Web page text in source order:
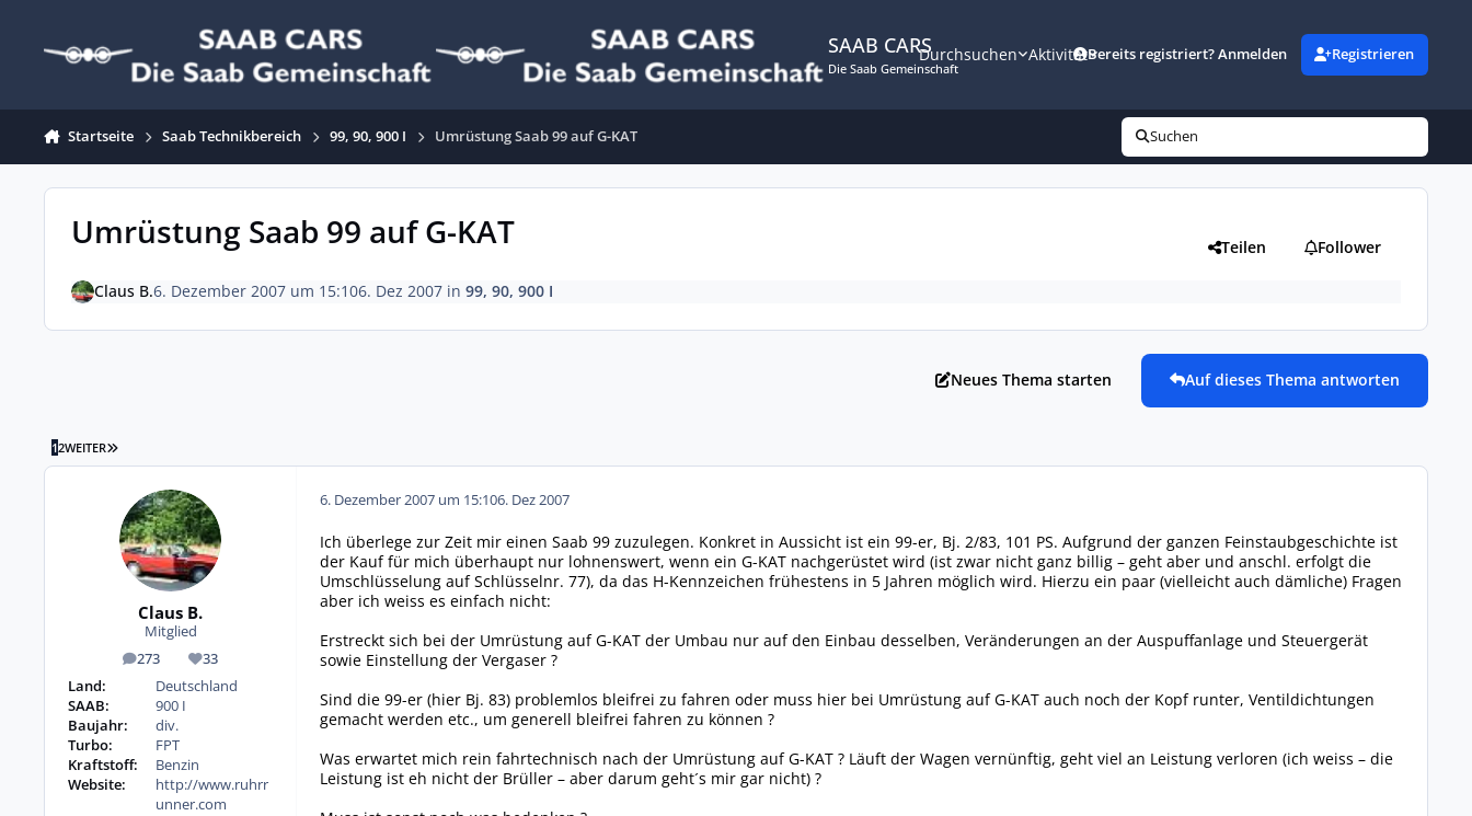
SAAB CARS
Die Saab Gemeinschaft
Durchsuchen AktivitätBereits registriert? Anmelden Registrieren
Startseite Saab Technikbereich 99, 90, 900 I Umrüstung Saab 99 auf G-KAT Suchen
Umrüstung Saab 99 auf G-KAT Teilen Follower
Claus B.6. Dezember 2007 um 15:106. Dez 2007in 99, 90, 900 I
Neues Thema starten Auf dieses Thema antworten
12WEITER LETZTE SEITE
Claus B.
Mitglied
273
Beiträge 33
Reputation
Land:
Deutschland
SAAB:
900 I
Baujahr:
div.
Turbo:
FPT
Kraftstoff:
Benzin
Website:
http://www.ruhrr
unner.com
6. Dezember 2007 um 15:106. Dez 2007
Ich überlege zur Zeit mir einen Saab 99 zuzulegen. Konkret in Aussicht ist ein 99-er, Bj. 2/83, 101 PS. Aufgrund der ganzen Feinstaubgeschichte ist
der Kauf für mich überhaupt nur lohnenswert, wenn ein G-KAT nachgerüstet wird (ist zwar nicht ganz billig – geht aber und anschl. erfolgt die
Umschlüsselung auf Schlüsselnr. 77), da das H-Kennzeichen frühestens in 5 Jahren möglich wird. Hierzu ein paar (vielleicht auch dämliche) Fragen
aber ich weiss es einfach nicht:
Erstreckt sich bei der Umrüstung auf G-KAT der Umbau nur auf den Einbau desselben, Veränderungen an der Auspuffanlage und Steuergerät
sowie Einstellung der Vergaser ?
Sind die 99-er (hier Bj. 83) problemlos bleifrei zu fahren oder muss hier bei Umrüstung auf G-KAT auch noch der Kopf runter, Ventildichtungen
gemacht werden etc., um generell bleifrei fahren zu können ?
Was erwartet mich rein fahrtechnisch nach der Umrüstung auf G-KAT ? Läuft der Wagen vernünftig, geht viel an Leistung verloren (ich weiss – die
Leistung ist eh nicht der Brüller – aber darum geht´s mir gar nicht) ?